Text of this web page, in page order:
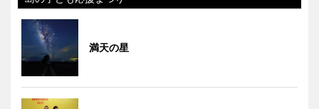
満天の星